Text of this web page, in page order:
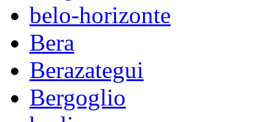
belo-horizonte
Bera
Berazategui
Bergoglio